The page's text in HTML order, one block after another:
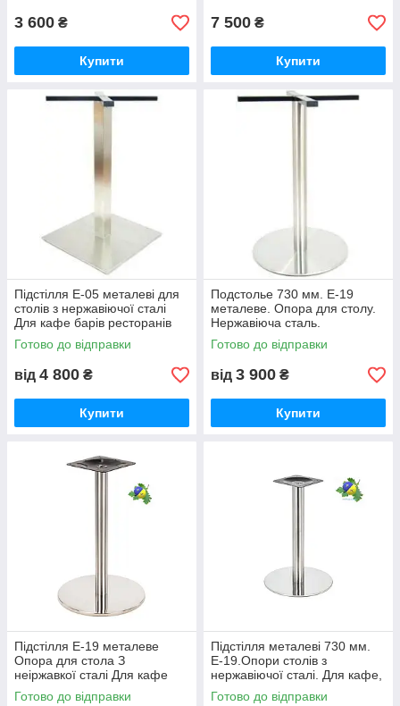
3 600 ₴
Купити
7 500 ₴
Купити
Підстілля Е-05 металеві для
столів з нержавіючої сталі
Для кафе барів ресторанів
Готово до відправки
від 4 800 ₴
Купити
Подстолье 730 мм. Е-19
металеве. Опора для столу.
Нержавіюча сталь.
Готово до відправки
від 3 900 ₴
Купити
Підстілля Е-19 металеве
Опора для стола З
неіржавкої сталі Для кафе
ресторанів офісів
Готово до відправки
Підстілля металеві 730 мм.
Е-19.Опори столів з
нержавіючої сталі. Для кафе,
бару, ресторану.
Готово до відправки